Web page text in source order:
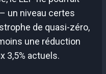
un niveau certes
de quasi-zéro,
une réduction
3,5% actuels.